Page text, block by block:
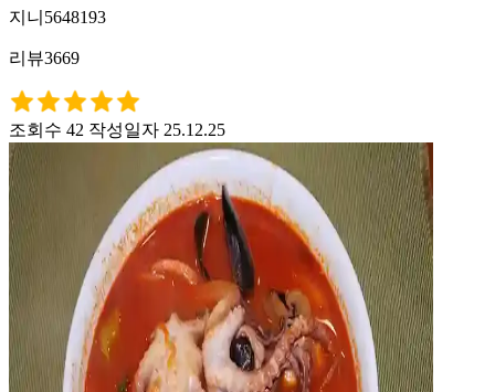
지니5648193
리뷰3669
조회수 42 작성일자 25.12.25